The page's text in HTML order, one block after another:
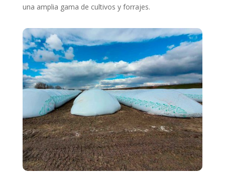
una amplia gama de cultivos y forrajes.